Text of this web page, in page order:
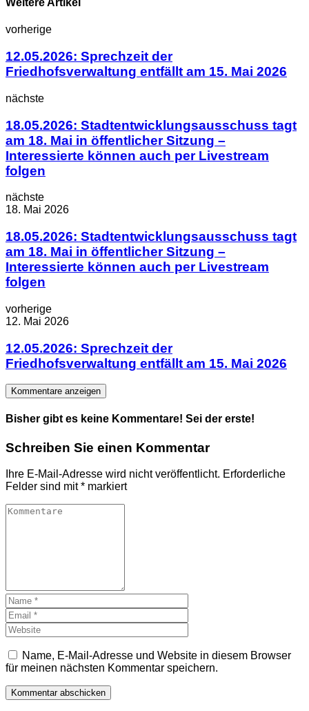
Weitere Artikel
vorherige
12.05.2026: Sprechzeit der
Friedhofsverwaltung entfällt am 15. Mai 2026
nächste
18.05.2026: Stadtentwicklungsausschuss tagt
am 18. Mai in öffentlicher Sitzung –
Interessierte können auch per Livestream
folgen
nächste
18. Mai 2026
18.05.2026: Stadtentwicklungsausschuss tagt
am 18. Mai in öffentlicher Sitzung –
Interessierte können auch per Livestream
folgen
vorherige
12. Mai 2026
12.05.2026: Sprechzeit der
Friedhofsverwaltung entfällt am 15. Mai 2026
Kommentare anzeigen
Bisher gibt es keine Kommentare! Sei der erste!
Schreiben Sie einen Kommentar
Ihre E-Mail-Adresse wird nicht veröffentlicht. Erforderliche
Felder sind mit* markiert
Name, E-Mail-Adresse und Website in diesem Browser
für meinen nächsten Kommentar speichern.